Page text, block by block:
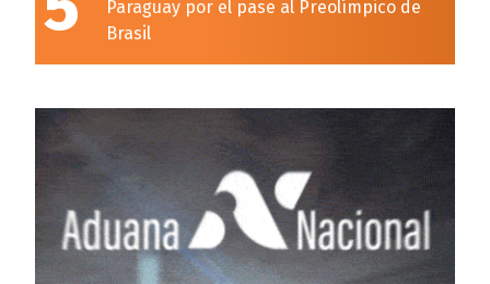
Paraguay por el pase al Preolímpico de
Brasil